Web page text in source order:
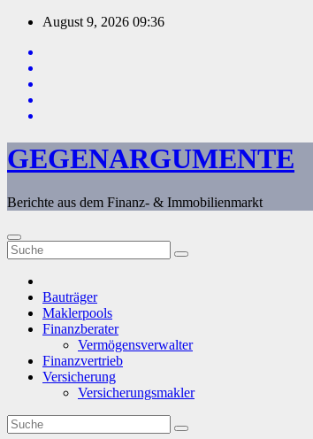
Zum
springen
August 9, 2026 09:36
GEGENARGUMENTE
Berichte aus dem Finanz- & Immobilienmarkt
Bauträger
Maklerpools
Finanzberater
Vermögensverwalter
Finanzvertrieb
Versicherung
Versicherungsmakler